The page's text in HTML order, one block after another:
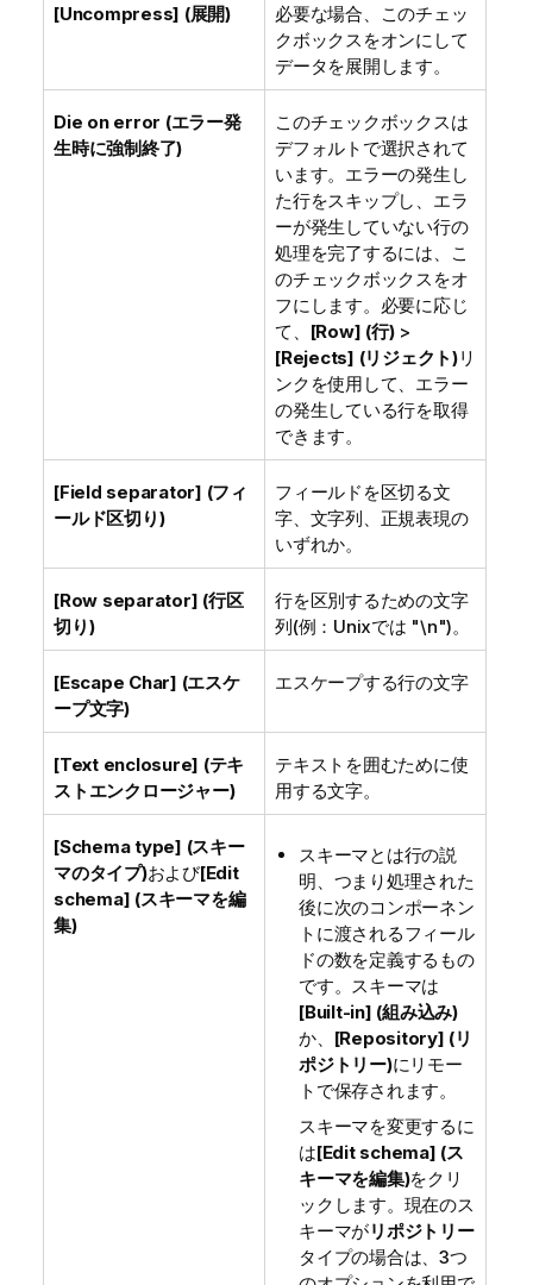
[Uncompress] (展開)
必要な場合、このチェッ
クボックスをオンにして
データを展開します。
Die on error (エラー発
生時に強制終了)
このチェックボックスは
デフォルトで選択されて
います。エラーの発生し
た行をスキップし、エラ
ーが発生していない行の
処理を完了するには、こ
のチェックボックスをオ
フにします。必要に応じ
て、 [Row] (行)>
[Rejects] (リジェクト)リ
ンクを使用して、エラー
の発生している行を取得
できます。
[Field separator] (フィ
ールド区切り)
フィールドを区切る文
字、文字列、正規表現の
いずれか。
[Row separator] (行区
切り)
行を区別するための文字
列(例：Unixでは "\n")。
[Escape Char] (エスケ
ープ文字)
エスケープする行の文字
[Text enclosure] (テキ
ストエンクロージ​ャー)
テキストを囲むために使
用する文字。
[Schema type] (スキー
マのタイプ)および[Edit
schema] (スキーマを編
集)
スキーマとは行の説
明、つまり処理された
後に次のコンポーネン
トに渡されるフィール
ドの数を定義するもの
です。スキーマは
[Built-in] (組み込み)
か、 [Repository] (リ
ポジトリー)にリモー
トで保存されます。
スキーマを変更するに
は[Edit schema] (ス
キーマを編集)をクリ
ックします。現在のス
キーマがリポジトリー
タイプの場合は、3つ